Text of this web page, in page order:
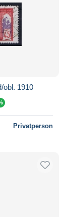
obl. 1910
Privatperson